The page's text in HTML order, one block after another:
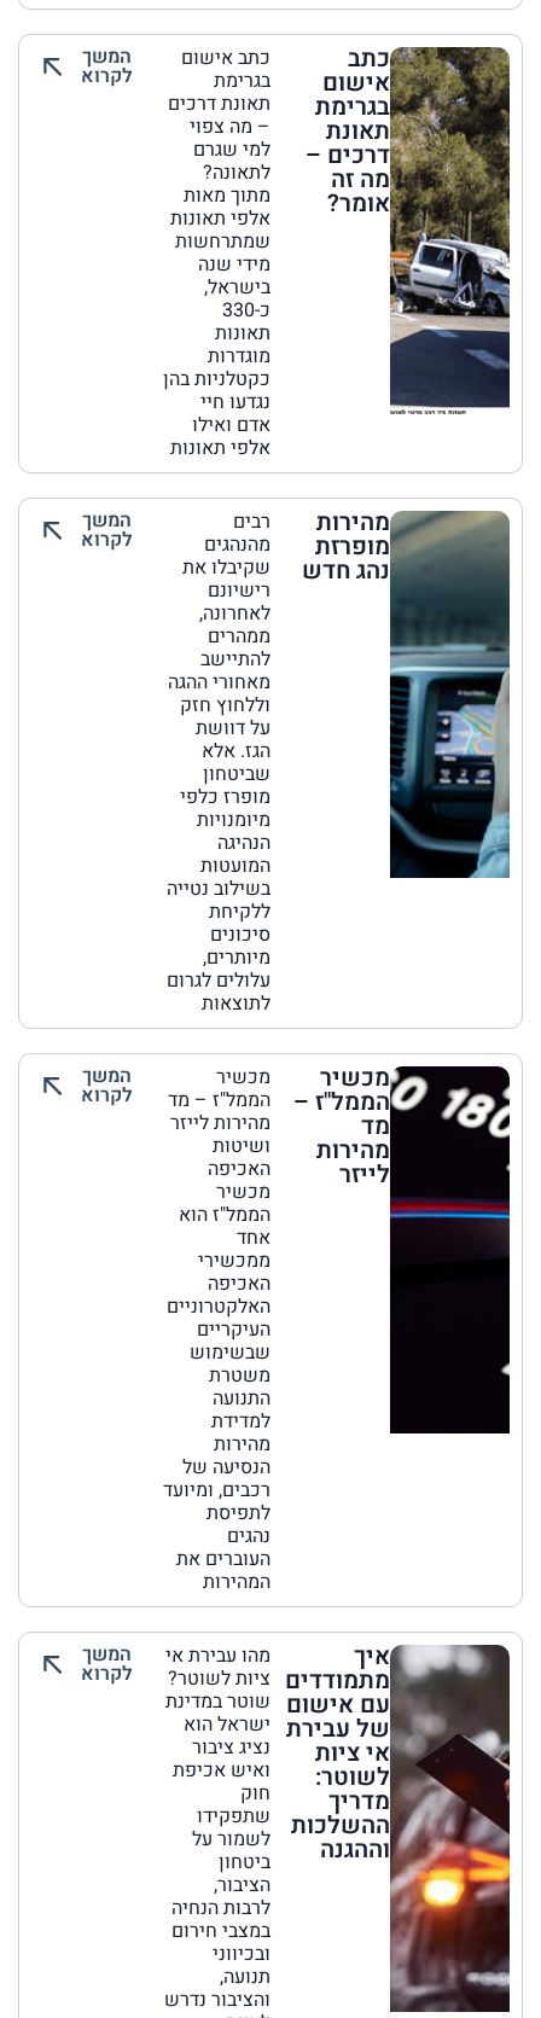
כתב
אישום
בגרימת
תאונת
דרכים –
מה זה
אומר?
כתב אישום
בגרימת
תאונת דרכים
– מה צפוי
למי שגרם
לתאונה?
מתוך מאות
אלפי תאונות
שמתרחשות
מידי שנה
בישראל,
כ-330
תאונות
מוגדרות
כקטלניות בהן
נגדעו חיי
אדם ואילו
אלפי תאונות
המשך
לקרוא
מהירות
מופרזת
נהג חדש
רבים
מהנהגים
שקיבלו את
רישיונם
לאחרונה,
ממהרים
להתיישב
מאחורי ההגה
וללחוץ חזק
על דוושת
הגז. אלא
שביטחון
מופרז כלפי
מיומנויות
הנהיגה
המועטות
בשילוב נטייה
ללקיחת
סיכונים
מיותרים,
עלולים לגרום
לתוצאות
המשך
לקרוא
מכשיר
הממל"ז –
מד
מהירות
לייזר
מכשיר
הממל"ז – מד
מהירות לייזר
ושיטות
האכיפה
מכשיר
הממל"ז הוא
אחד
ממכשירי
האכיפה
האלקטרוניים
העיקריים
שבשימוש
משטרת
התנועה
למדידת
מהירות
הנסיעה של
רכבים, ומיועד
לתפיסת
נהגים
העוברים את
המהירות
המשך
לקרוא
איך
מתמודדים
עם אישום
של עבירת
אי ציות
לשוטר:
מדריך
ההשלכות
וההגנה
מהו עבירת אי
ציות לשוטר?
שוטר במדינת
ישראל הוא
נציג ציבור
ואיש אכיפת
חוק
שתפקידו
לשמור על
ביטחון
הציבור,
לרבות הנחיה
במצבי חירום
ובכיווני
תנועה,
והציבור נדרש
המשך
לקרוא